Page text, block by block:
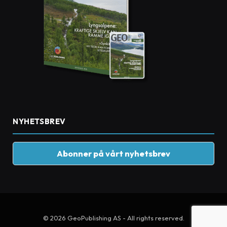
NYHETSBREV
Abonner på vårt nyhetsbrev
© 2026 GeoPublishing AS - All rights reserved.